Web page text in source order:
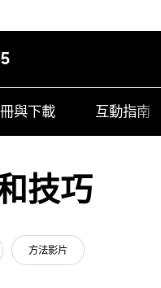
與下載 互動指南
技巧
方法影片